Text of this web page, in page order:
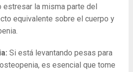
estresar la misma parte del
equivalente sobre el cuerpo y
Si está levantando pesas para
es esencial que tome